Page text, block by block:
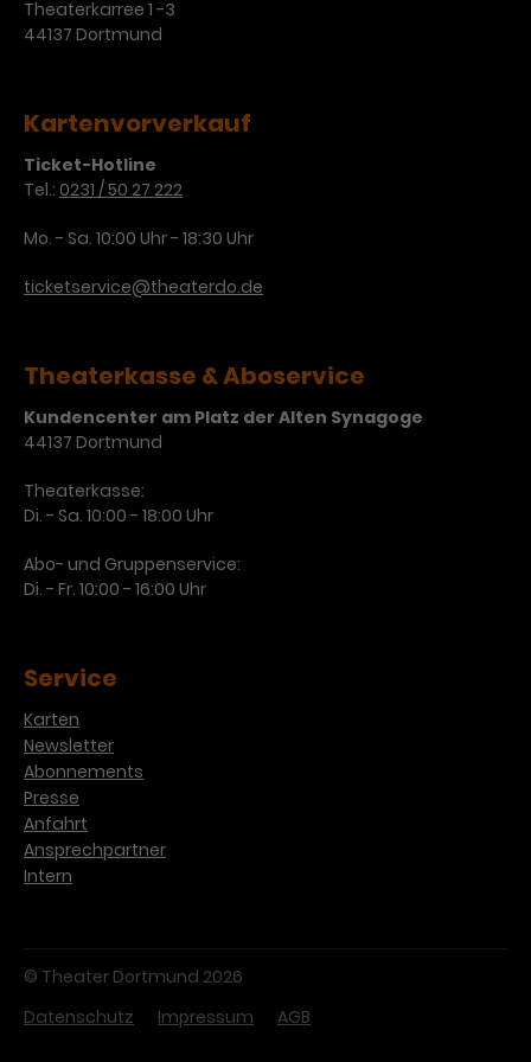
Theaterkarree 1 -3
44137 Dortmund
Kartenvorverkauf
Ticket-Hotline
Tel.: 0231 / 50 27 222
Mo. - Sa. 10:00 Uhr - 18:30 Uhr
ticketservice@theaterdo.de
Theaterkasse & Aboservice
Kundencenter am Platz der Alten Synagoge
44137 Dortmund
Theaterkasse:
Di. - Sa. 10:00 - 18:00 Uhr
Abo- und Gruppenservice:
Di. - Fr. 10:00 - 16:00 Uhr
Service
Karten
Newsletter
Abonnements
Presse
Anfahrt
Ansprechpartner
Intern
© Theater Dortmund 2026
Datenschutz
Impressum AGB